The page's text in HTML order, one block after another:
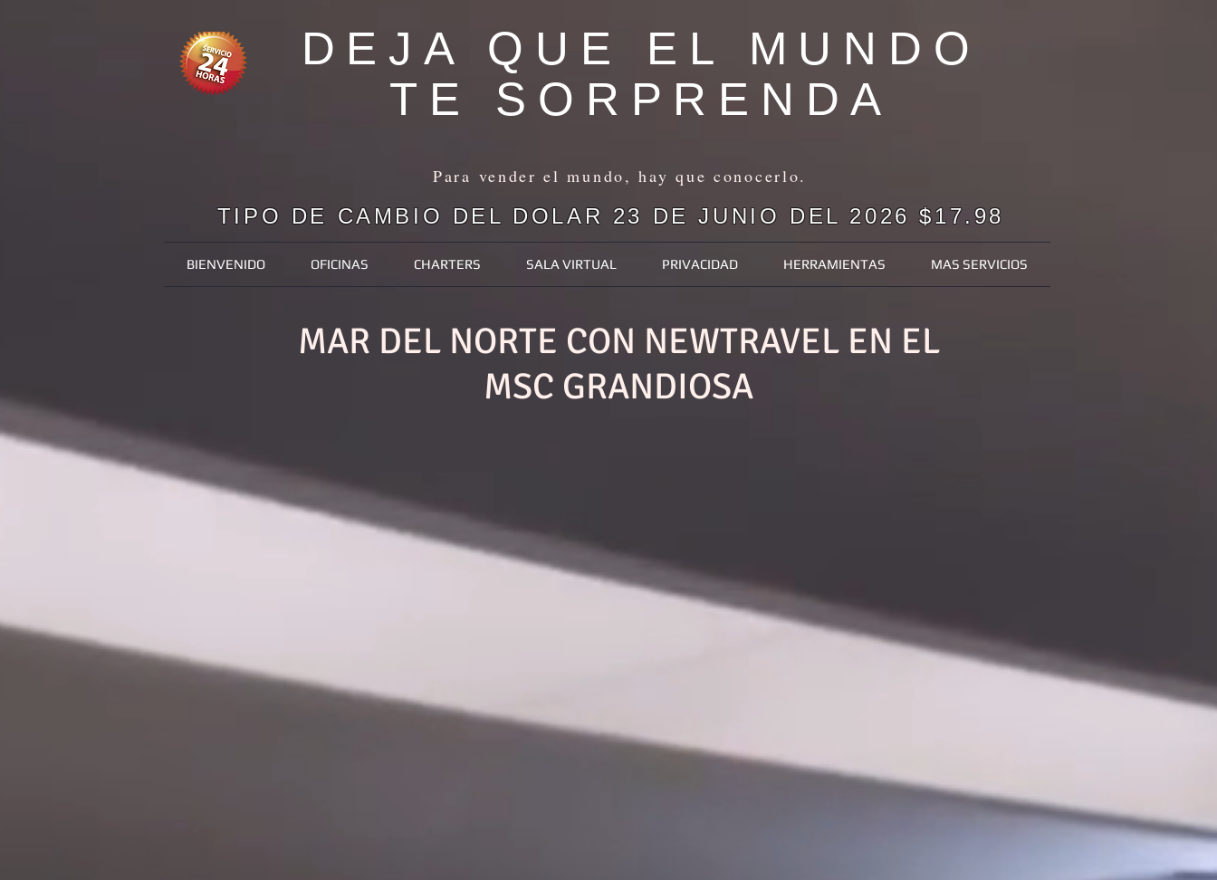
DEJA QUE EL MUNDO
TE SORPRENDA
Para vender el mundo, hay que conocerlo.
TIPO DE CAMBIO DEL DOLAR 23 DE JUNIO DEL 2026 $17.98
MAR DEL NORTE CON NEWTRAVEL EN EL
MSC GRANDIOSA
BIENVENIDO OFICINAS CHARTERS SALA VIRTUAL PRIVACIDAD HERRAMIENTAS MAS SERVICIOS